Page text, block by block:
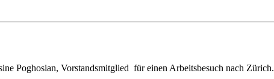
Poghosian, Vorstandsmitglied für einen Arbeitsbesuch nach Zürich.